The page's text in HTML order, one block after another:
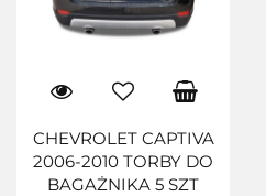
CHEVROLET CAPTIVA
2006-2010 TORBY DO
BAGAŻNIKA 5 SZT